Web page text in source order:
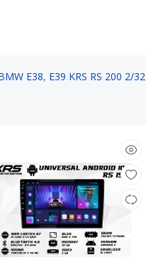
E38, E39 KRS RS 200 2/